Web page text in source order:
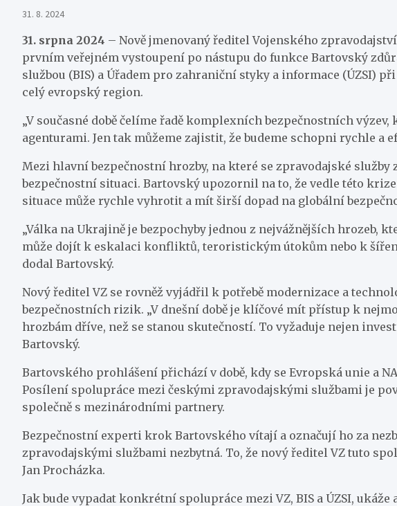
31. 8. 2024
31. srpna 2024 – Nově jmenovaný ředitel Vojenského
prvním veřejném vystoupení po nástupu do funkce Bartovský
službou (BIS) a Úřadem pro zahraniční styky a informace (ÚZSI)
celý evropský region.
„V současné době čelíme řadě komplexních bezpečnostních
agenturami. Jen tak můžeme zajistit, že budeme schopni rychle a
Mezi hlavní bezpečnostní hrozby, na které se zpravodajské
bezpečnostní situaci. Bartovský upozornil na to, že vedle této
situace může rychle vyhrotit a mít širší dopad na globální
„Válka na Ukrajině je bezpochyby jednou z nejvážnějších hrozeb,
může dojít k eskalaci konfliktů, teroristickým útokům nebo k
dodal Bartovský.
Nový ředitel VZ se rovněž vyjádřil k potřebě modernizace a
bezpečnostních rizik. „V dnešní době je klíčové mít přístup k
hrozbám dříve, než se stanou skutečností. To vyžaduje nejen
Bartovský.
Bartovského prohlášení přichází v době, kdy se Evropská unie a
Posílení spolupráce mezi českými zpravodajskými službami je
společně s mezinárodními partnery.
Bezpečnostní experti krok Bartovského vítají a označují ho za
zpravodajskými službami nezbytná. To, že nový ředitel VZ tuto
Jan Procházka.
Jak bude vypadat konkrétní spolupráce mezi VZ, BIS a ÚZSI,